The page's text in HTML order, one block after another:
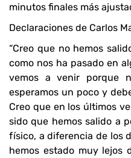
minutos finales más
Declaraciones de Carlos
“Creo que no hemos
como nos ha pasado en
vemos a venir porque
esperamos un poco y
Creo que en los últimos
sido que hemos salido a
físico, a diferencia de los
hemos estado muy lejos